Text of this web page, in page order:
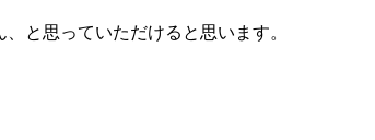
と思っていただけると思います。